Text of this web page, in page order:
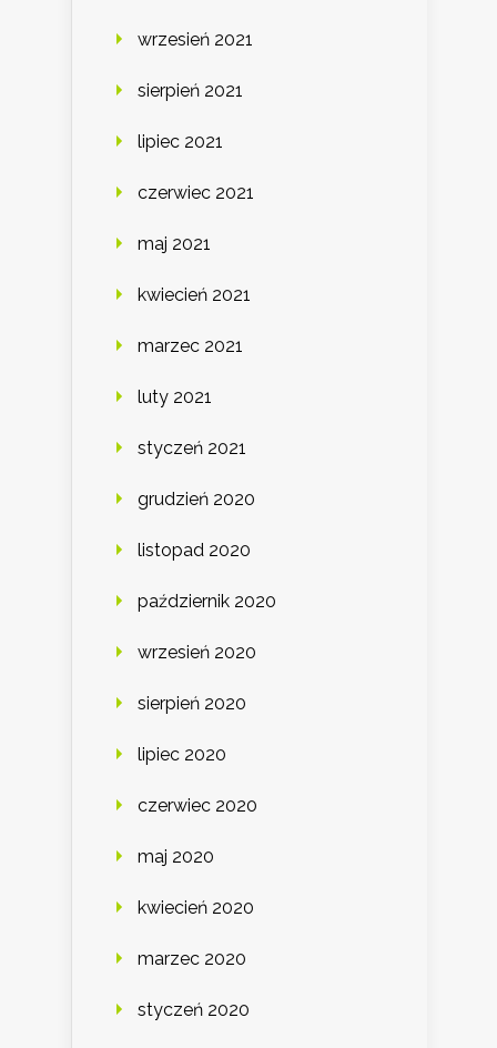
wrzesień 2021
sierpień 2021
lipiec 2021
czerwiec 2021
maj 2021
kwiecień 2021
marzec 2021
luty 2021
styczeń 2021
grudzień 2020
listopad 2020
październik 2020
wrzesień 2020
sierpień 2020
lipiec 2020
czerwiec 2020
maj 2020
kwiecień 2020
marzec 2020
styczeń 2020